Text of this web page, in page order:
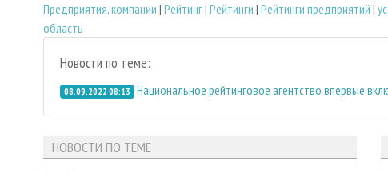
Предприятия, компании | Рейтинг| Рейтинги | Рейтинги предприятий |
область
Новости по теме:
08.09.2022 08:13 Национальное рейтинговое агентство впервые
НОВОСТИ ПО ТЕМЕ